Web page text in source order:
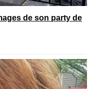
de son party de